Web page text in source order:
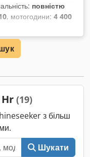
повністю
, мотогодини: 4 400
, Обладнання:
(19)
з більш
Шукати